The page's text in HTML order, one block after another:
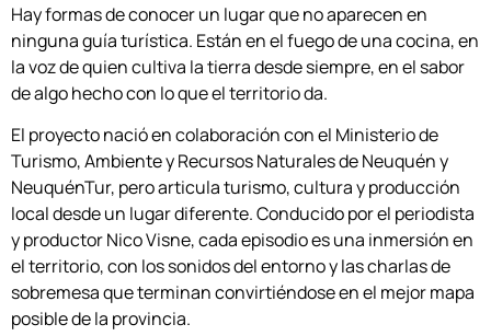
Hay formas de conocer un lugar que no aparecen en
ninguna guía turística. Están en el fuego de una cocina, en
la voz de quien cultiva la tierra desde siempre, en el sabor
de algo hecho con lo que el territorio da.
El proyecto nació en colaboración con el Ministerio de
Turismo, Ambiente y Recursos Naturales de Neuquén y
NeuquénTur, pero articula turismo, cultura y producción
local desde un lugar diferente. Conducido por el periodista
y productor Nico Visne, cada episodio es una inmersión en
el territorio, con los sonidos del entorno y las charlas de
sobremesa que terminan convirtiéndose en el mejor mapa
posible de la provincia.